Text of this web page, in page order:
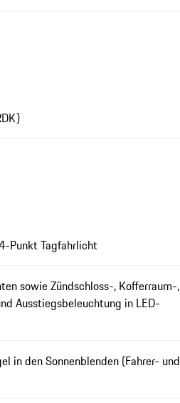
Punkt Tagfahrlicht
sowie Zündschloss-, Kofferraum-,
Ausstiegsbeleuchtung in LED-
in den Sonnenblenden (Fahrer- und